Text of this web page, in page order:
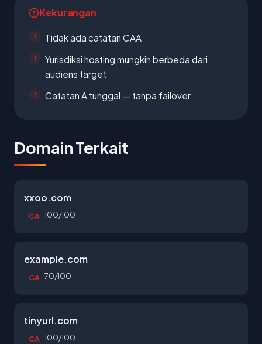
Kekurangan
Tidak ada catatan CAA
Yurisdiksi hosting mungkin berbeda dari
audiens target
Catatan A tunggal — tanpa failover
Domain Terkait
xxoo.com
CA 100/100
example.com
CA 70/100
tinyurl.com
CA 100/100